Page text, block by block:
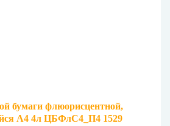
бумаги флюорисцентной,
А4 4л ЦБФлС4_П4 1529